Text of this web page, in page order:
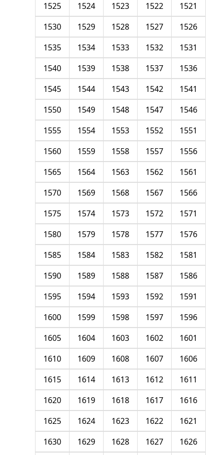
1521
1522
1523
1524
1525
1526
1527
1528
1529
1530
1531
1532
1533
1534
1535
1536
1537
1538
1539
1540
1541
1542
1543
1544
1545
1546
1547
1548
1549
1550
1551
1552
1553
1554
1555
1556
1557
1558
1559
1560
1561
1562
1563
1564
1565
1566
1567
1568
1569
1570
1571
1572
1573
1574
1575
1576
1577
1578
1579
1580
1581
1582
1583
1584
1585
1586
1587
1588
1589
1590
1591
1592
1593
1594
1595
1596
1597
1598
1599
1600
1601
1602
1603
1604
1605
1606
1607
1608
1609
1610
1611
1612
1613
1614
1615
1616
1617
1618
1619
1620
1621
1622
1623
1624
1625
1626
1627
1628
1629
1630